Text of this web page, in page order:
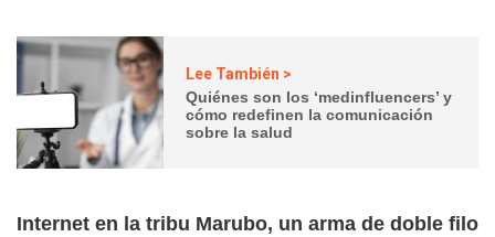
Lee También >
Quiénes son los ‘medinfluencers’ y
cómo redefinen la comunicación
sobre la salud
Internet en la tribu Marubo, un arma de doble filo